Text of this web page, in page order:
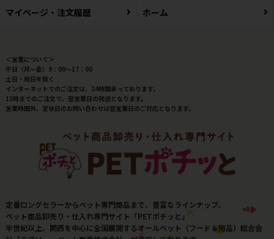
マイページ・注文履歴 ホーム
＜営業について＞
平日（月～金）9：00～17：00
土日・祝日を除く
インターネットでのご注文は、24時間承っております。
15時までのご注文で、翌営業日の発送となります。
営業時間外、定休日のお問い合わせは翌営業日のご対応となります。
定番ロングセラーからペット専門商品まで、豊富なラインナップ。
ペット商品卸売り・仕入れ専門サイト「PETポチッと」
半世紀以上、関西を中心に全国展開するオールペット（フード＆用品）総合会